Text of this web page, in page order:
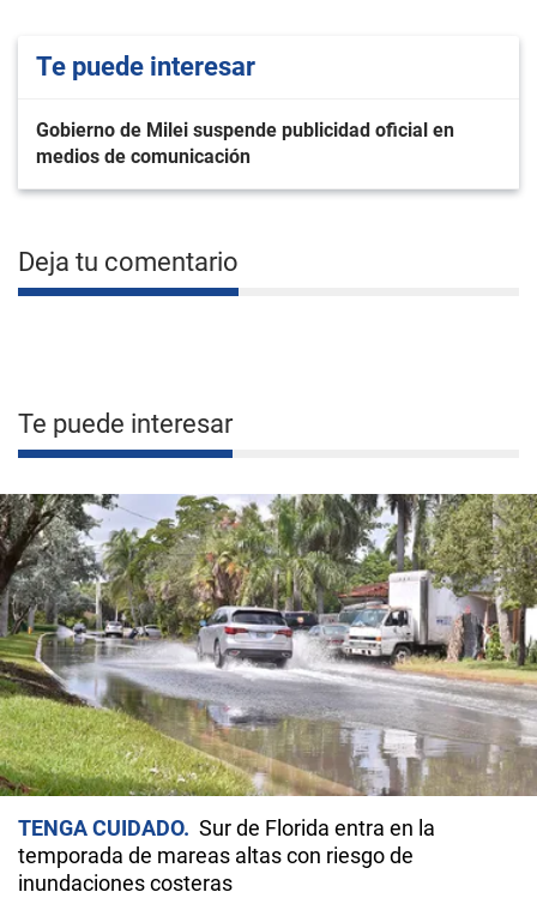
Te puede interesar
Gobierno de Milei suspende publicidad oficial en
medios de comunicación
Deja tu comentario
Te puede interesar
TENGA CUIDADO
Sur de Florida entra en la
temporada de mareas altas con riesgo de
inundaciones costeras